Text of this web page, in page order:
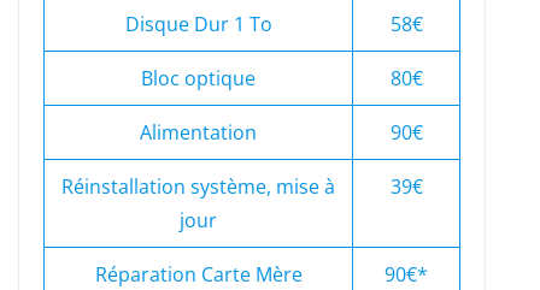
Disque Dur 1 To 58€
Bloc optique 80€
Alimentation 90€
Réinstallation système, mise à
jour
39€
Réparation Carte Mère 90€*